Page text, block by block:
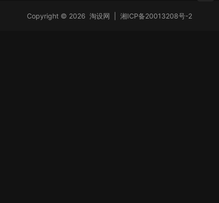
Copyright © 2026 淘设网 湘ICP备20013208号-2